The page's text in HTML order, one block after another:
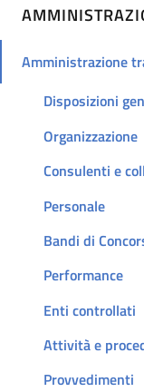
Amministrazione
Attivo
Disposizioni
Organizzazione
Consulenti e
Personale
Bandi di
Performance
Enti controllati
Attività e
Provvedimenti